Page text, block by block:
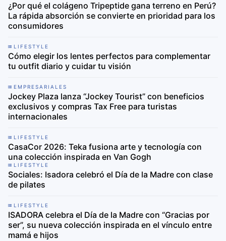
¿Por qué el colágeno Tripeptide gana terreno en Perú?
La rápida absorción se convierte en prioridad para los
consumidores
LIFESTYLE
Cómo elegir los lentes perfectos para complementar
tu outfit diario y cuidar tu visión
EMPRESARIALES
Jockey Plaza lanza “Jockey Tourist” con beneficios
exclusivos y compras Tax Free para turistas
internacionales
LIFESTYLE
CasaCor 2026: Teka fusiona arte y tecnología con
una colección inspirada en Van Gogh
LIFESTYLE
Sociales: Isadora celebró el Día de la Madre con clase
de pilates
LIFESTYLE
ISADORA celebra el Día de la Madre con “Gracias por
ser”, su nueva colección inspirada en el vínculo entre
mamá e hijos